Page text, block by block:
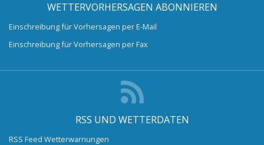
WETTERVORHERSAGEN ABONNIEREN
Einschreibung für Vorhersagen per E-Mail
Einschreibung für Vorhersagen per Fax
RSS UND WETTERDATEN
RSS Feed Wetterwarnungen